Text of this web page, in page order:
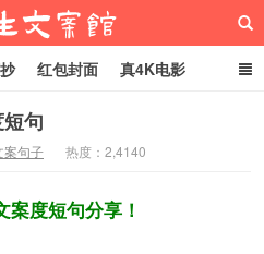
红包封面 真4K电影
句
案句子 热度：2,4140
度短句分享！